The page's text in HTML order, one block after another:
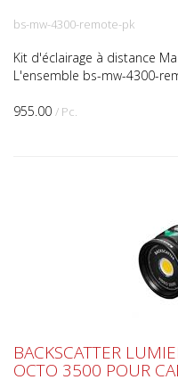
955.00 / Pc.
bs-mw-4300-remote-pk
Kit d'éclairage à distance
L'ensemble bs-mw-4300-
vidéo Macro Wide 4300
BACKSCATTER
OCTO 3500 POUR